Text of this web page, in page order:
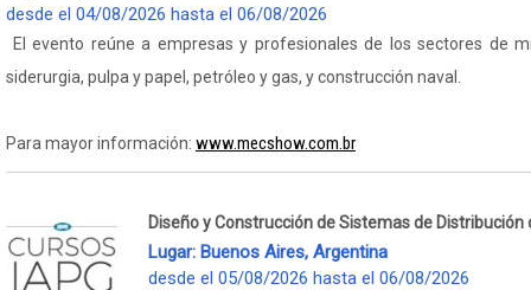
desde el 04/08/2026 hasta el 06/08/2026
El evento reúne a empresas y profesionales de los sectores de
siderurgia, pulpa y papel, petróleo y gas, y construcción naval.
Para mayor información: www.mecshow.com.br
Diseño y Construcción de Sistemas de Distribución
Lugar: Buenos Aires, Argentina
desde el 05/08/2026 hasta el 06/08/2026